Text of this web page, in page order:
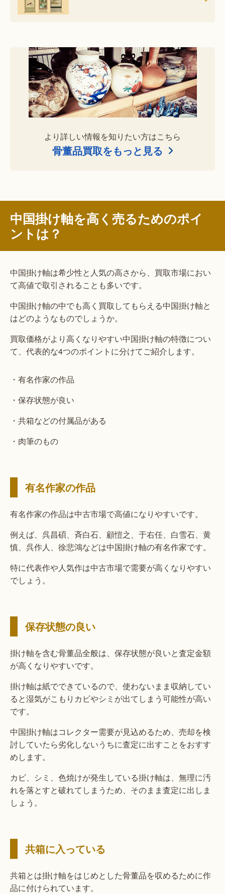
より詳しい情報を知りたい方はこちら
骨董品買取をもっと見る
中国掛け軸を高く売るためのポイ
ントは？
中国掛け軸は希少性と人気の高さから、買取市場におい
て高値で取引されることも多いです。
中国掛け軸の中でも高く買取してもらえる中国掛け軸と
はどのようなものでしょうか。
買取価格がより高くなりやすい中国掛け軸の特徴につい
て、代表的な4つのポイントに分けてご紹介します。
・有名作家の作品
・保存状態が良い
・共箱などの付属品がある
・肉筆のもの
有名作家の作品
有名作家の作品は中古市場で高値になりやすいです。
例えば、呉昌碩、斉白石、顧愷之、于右任、白雪石、黄
慎、呉作人、徐悲鴻などは中国掛け軸の有名作家です。
特に代表作や人気作は中古市場で需要が高くなりやすい
でしょう。
保存状態の良い
掛け軸を含む骨董品全般は、保存状態が良いと査定金額
が高くなりやすいです。
掛け軸は紙でできているので、使わないまま収納してい
ると湿気がこもりカビやシミが出てしまう可能性が高い
です。
中国掛け軸はコレクター需要が見込めるため、売却を検
討していたら劣化しないうちに査定に出すことをおすす
めします。
カビ、シミ、色焼けが発生している掛け軸は、無理に汚
れを落とすと破れてしまうため、そのまま査定に出しま
しょう。
共箱に入っている
共箱とは掛け軸をはじめとした骨董品を収めるために作
品に付けられています。